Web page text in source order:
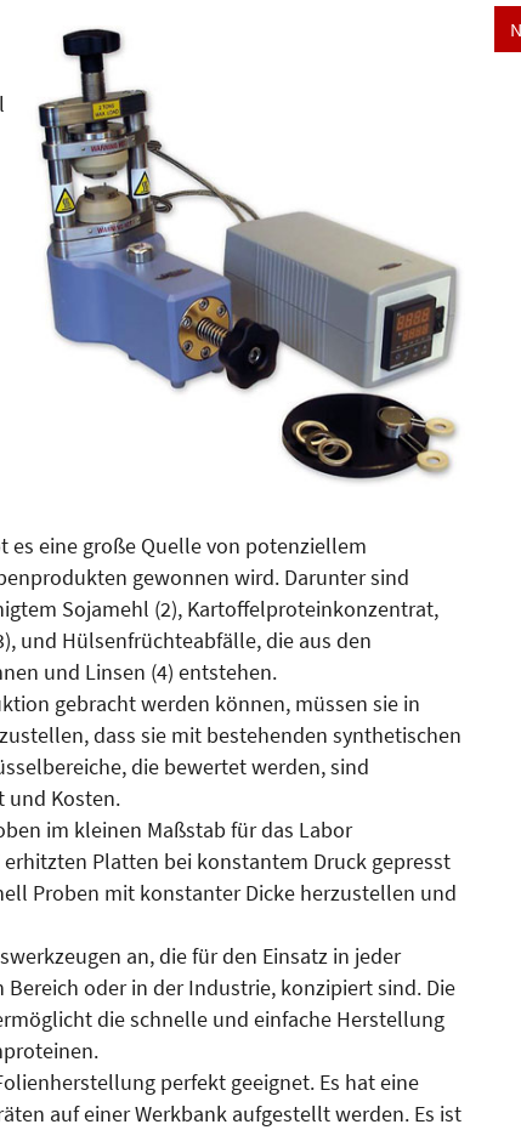
es eine große Quelle von potenziellem
gewonnen wird. Darunter sind
Sojamehl (2), Kartoffelproteinkonzentrat,
und Hülsenfrüchteabfälle, die aus den
und Linsen (4) entstehen.
gebracht werden können, müssen sie in
dass sie mit bestehenden synthetischen
die bewertet werden, sind
und Kosten.
im kleinen Maßstab für das Labor
Platten bei konstantem Druck gepresst
Proben mit konstanter Dicke herzustellen und
an, die für den Einsatz in jeder
oder in der Industrie, konzipiert sind. Die
die schnelle und einfache Herstellung
perfekt geeignet. Es hat eine
auf einer Werkbank aufgestellt werden. Es ist